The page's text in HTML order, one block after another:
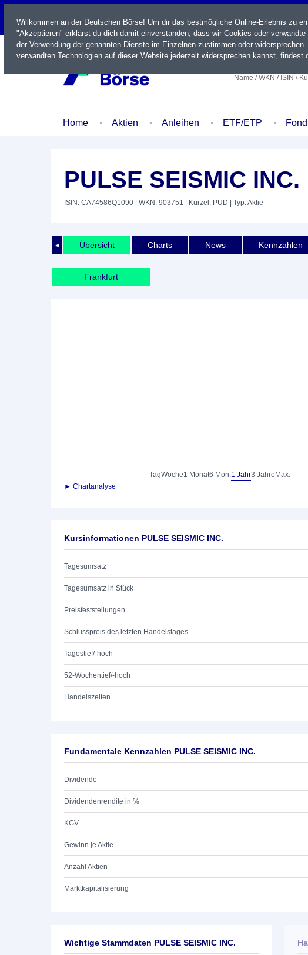
LIVE
Name / WKN / ISIN /
Home Aktien Anleihen ETF/ETP
PULSE SEISMIC INC.
ISIN: CA74586Q1090 | WKN: 903751 | Kürzel: PUD | Typ: Aktie
◄ Übersicht Charts News Kennzahlen
Frankfurt
TagWoche1 Monat6 Mon.1 Jahr3 Jahre Max.
► Chartanalyse
Kursinformationen PULSE SEISMIC INC.
Tagesumsatz
Tagesumsatz in Stück
Preisfeststellungen
Schlusspreis des letzten Handelstages
Tagestief/-hoch
52-Wochentief/-hoch
Handelszeiten
Fundamentale Kennzahlen PULSE SEISMIC INC.
Dividende
Dividendenrendite in %
KGV
Gewinn je Aktie
Anzahl Aktien
Marktkapitalisierung
Wichtige Stammdaten PULSE SEISMIC INC.
Willkommen an der Deutschen Börse! Um dir das bestmögliche Online-Erlebnis zu
"Akzeptieren" erklärst du dich damit einverstanden, dass wir Cookies oder
der Verwendung der genannten Dienste im Einzelnen zustimmen oder
verwandten Technologien auf dieser Website jederzeit widersprechen kannst, findest